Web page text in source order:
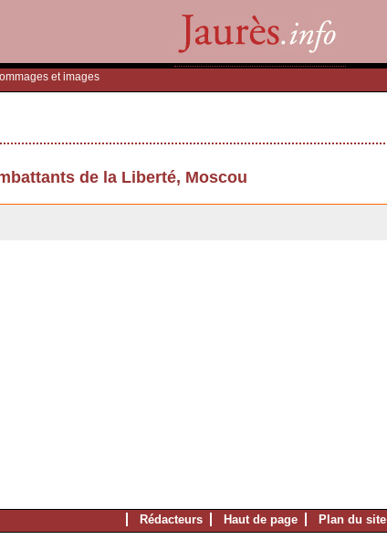
et images
de la Liberté, Moscou
Rédacteurs Haut de page Plan du site